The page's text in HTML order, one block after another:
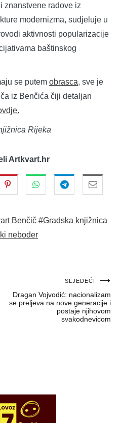
znanstvene radove iz
modernizma, sudjeluje u
aktivnosti popularizacije
baštinskog
se putem obrasca, sve je
iz Benčića čiji detaljan
Rijeka
Artkvart.hr
Benčič #Gradska knjižnica
neboder
SLJEDEĆI
Dragan Vojvodić: nacionalizam
se preljeva na nove generacije i
postaje njihovom
svakodnevicom